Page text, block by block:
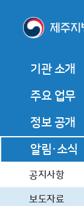
기관 소개
기관장 소개
기관장 인사말
역대기관장
기관장과의 대
기관 연혁
조직·직원
주요 업무
관측업무
예보업무
기후서비스 업
정보 공개
정보공개제도
정보공개 청구
사전정보 공개
알림·소식
공지사항
보도자료